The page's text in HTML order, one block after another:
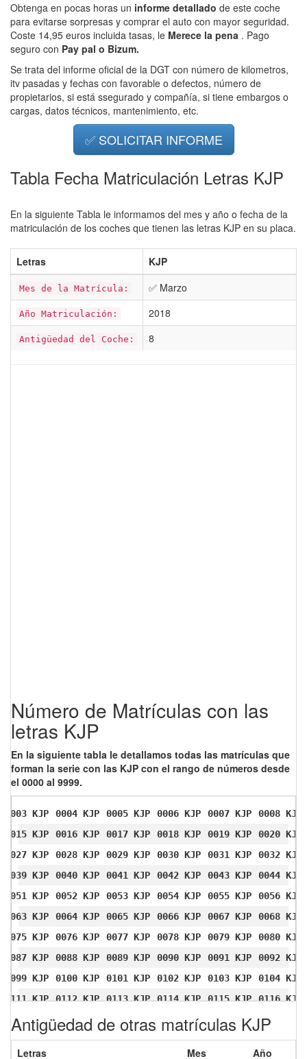
Obtenga en pocas horas un informe detallado de este coche
para evitarse sorpresas y comprar el auto con mayor seguridad.
Coste 14,95 euros incluida tasas, le Merece la pena . Pago
seguro con Pay pal o Bizum.
Se trata del informe oficial de la DGT con número de kilometros,
itv pasadas y fechas con favorable o defectos, número de
propietarios, si está ssegurado y compañía, si tiene embargos o
cargas, datos técnicos, mantenimiento, etc.
✅ SOLICITAR INFORME
Tabla Fecha Matriculación Letras KJP
En la siguiente Tabla le informamos del mes y año o fecha de la
matriculación de los coches que tienen las letras KJP en su placa.
Letras KJP
Mes de la Matrícula: ✅ Marzo
Año Matriculación: 2018
Antigüedad del Coche: 8
Número de Matrículas con las
letras KJP
En la siguiente tabla le detallamos todas las matrículas que
forman la serie con las KJP con el rango de números desde
el 0000 al 9999.
0003 KJP 0004 KJP 0005 KJP 0006 KJP 0007 KJP
0008 KJP
0015 KJP
0016 KJP 0017 KJP 0018 KJP 0019 KJP
0020 KJP
0027 KJP
0028 KJP 0029 KJP 0030 KJP 0031 KJP
0032 KJP
0039 KJP
0040 KJP 0041 KJP 0042 KJP 0043 KJP
0044 KJP
0051 KJP
0052 KJP 0053 KJP 0054 KJP 0055 KJP
0056 KJP
0063 KJP
0064 KJP 0065 KJP 0066 KJP 0067 KJP
0068 KJP
0075 KJP
0076 KJP 0077 KJP 0078 KJP 0079 KJP
0080 KJP
0087 KJP
0088 KJP 0089 KJP 0090 KJP 0091 KJP
0092 KJP
0099 KJP
0100 KJP 0101 KJP 0102 KJP 0103 KJP
0104 KJP
0111 KJP
0112 KJP 0113 KJP 0114 KJP 0115 KJP
0116 KJP
0123 KJP
0124 KJP 0125 KJP 0126 KJP 0127 KJP
0128 KJP
0135 KJP
0136 KJP 0137 KJP 0138 KJP 0139 KJP
0140 KJP
Antigüedad de otras matrículas KJP
Letras Mes
Año